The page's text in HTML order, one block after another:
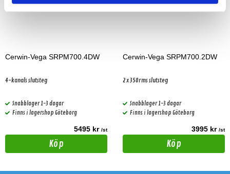
Cerwin-Vega SRPM700.4DW
4-kanals slutsteg
Snabblager 1-3 dagar
Finns i lagershop Göteborg
5495 kr /st
Köp
Cerwin-Vega SRPM700.2DW
2x350rms slutsteg
Snabblager 1-3 dagar
Finns i lagershop Göteborg
3995 kr /st
Köp